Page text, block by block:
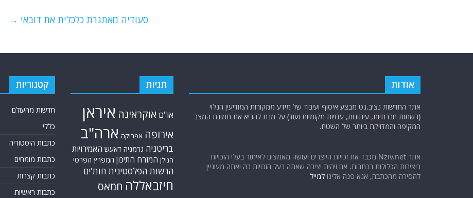
סעודיה מאתגרת כלכלית את דובאי →
אודות
אתר החדשות נציב.נט מבצע איסוף ועיבוד של מידע ממקורות המודיעין הגלוי
(רשתות חברתיות, עיתונות, עדויות מקומיות ועוד) על מנת להביא את תמונת המצב
המקיפה והמדויקת ביותר של השטח.
אתר Nziv.net מכבד את זכויות היוצרים ועושה מאמצים לאיתור בעלי הזכויות
ביצירות הכלולות בכתבות. אם זיהית יצירה שאתה בעל הזכויות בה ואתה מעוניין
להסירה מהכתבה, אנא פנה אלינו למייל
תגיות
או"ם אוקראינה איראן
אירופה אפריקה ארה"ב
בריטניה גרמניה דאעש האמירויות
הגולן המזרח התיכון המפרץ הפרסי
הרשות הפלסטינית חות'ים
חיזבאללה חמאס
קטגוריות
חדשות מהעולם
כללי
כתבות היסטוריה
כתבות מומחים
כתבות קצרות
כתבות ראשיות